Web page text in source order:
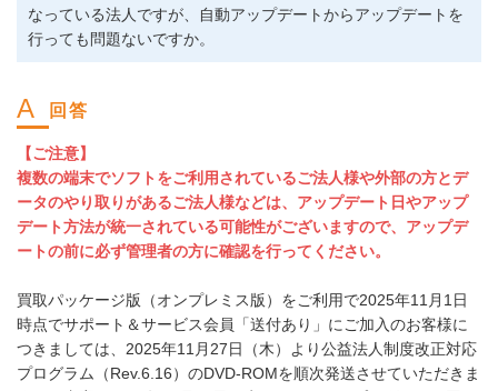
なっている法人ですが、自動アップデートからアップデートを
行っても問題ないですか。
【ご注意】
複数の端末でソフトをご利用されているご法人様や外部の方とデ
ータのやり取りがあるご法人様などは、アップデート日やアップ
デート方法が統一されている可能性がございますので、アップデ
ートの前に必ず管理者の方に確認を行ってください。
買取パッケージ版（オンプレミス版）をご利用で2025年11⽉1⽇
時点でサポート＆サービス会員「送付あり」にご加⼊のお客様に
つきましては、2025年11月27日（木）より公益法人制度改正対応
プログラム（Rev.6.16）のDVD-ROMを順次発送させていただきま